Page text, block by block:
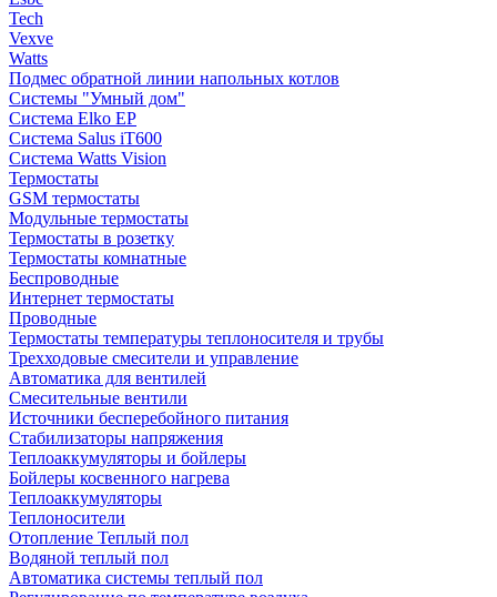
Tech
Vexve
Watts
Подмес обратной линии напольных котлов
Системы "Умный дом"
Система Elko EP
Система Salus iT600
Система Watts Vision
Термостаты
GSM термостаты
Модульные термостаты
Термостаты в розетку
Термостаты комнатные
Беспроводные
Интернет термостаты
Проводные
Термостаты температуры теплоносителя и трубы
Трехходовые смесители и управление
Автоматика для вентилей
Смесительные вентили
Источники бесперебойного питания
Стабилизаторы напряжения
Теплоаккумуляторы и бойлеры
Бойлеры косвенного нагрева
Теплоаккумуляторы
Теплоносители
Отопление Теплый пол
Водяной теплый пол
Автоматика системы теплый пол